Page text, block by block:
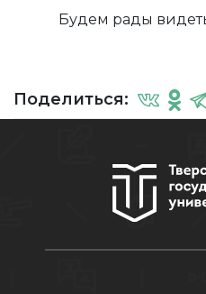
Будем рады
Поделиться: